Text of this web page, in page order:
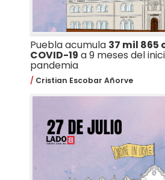
Puebla acumula 37 mil 865
COVID-19 a 9 meses del
pandemia
Cristian Escobar Añorve